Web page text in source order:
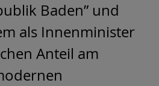
Baden” und
als Innenminister
Anteil am